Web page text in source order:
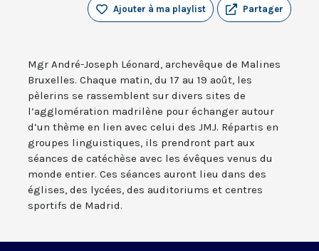
Partager
Ajouter à ma playlist
Mgr André-Joseph Léonard, archevêque de Malines
Bruxelles. Chaque matin, du 17 au 19 août, les
pèlerins se rassemblent sur divers sites de
l’agglomération madrilène pour échanger autour
d’un thème en lien avec celui des JMJ. Répartis en
groupes linguistiques, ils prendront part aux
séances de catéchèse avec les évêques venus du
monde entier. Ces séances auront lieu dans des
églises, des lycées, des auditoriums et centres
sportifs de Madrid.